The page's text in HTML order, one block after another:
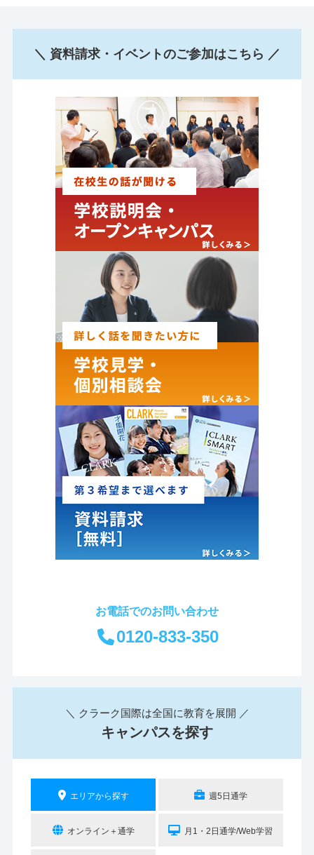
＼ 資料請求・イベントのご参加はこちら ／
お電話でのお問い合わせ
0120-833-350
＼ クラーク国際は全国に教育を展開 ／
キャンパスを探す
エリアから探す 週5日通学
オンライン＋通学 月1・2日通学/Web学習